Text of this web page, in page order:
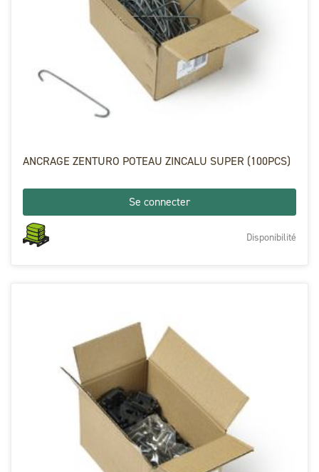
ANCRAGE ZENTURO POTEAU ZINCALU SUPER (100PCS)
Se connecter
Disponibilité